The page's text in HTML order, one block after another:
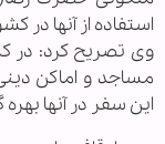
استفاده از آنها در
وی تصریح کرد: در
مساجد و اماکن
این سفر در آنها